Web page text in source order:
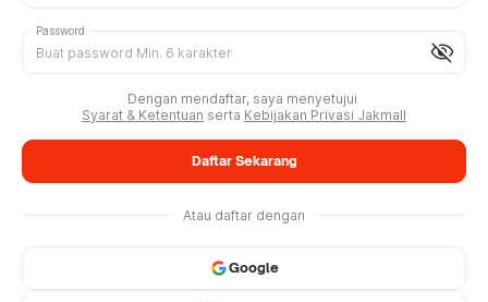
visibility_off
Password
Dengan mendaftar, saya menyetujui
Syarat & Ketentuan serta Kebijakan Privasi Jakmall
Daftar Sekarang
Atau daftar dengan
Google